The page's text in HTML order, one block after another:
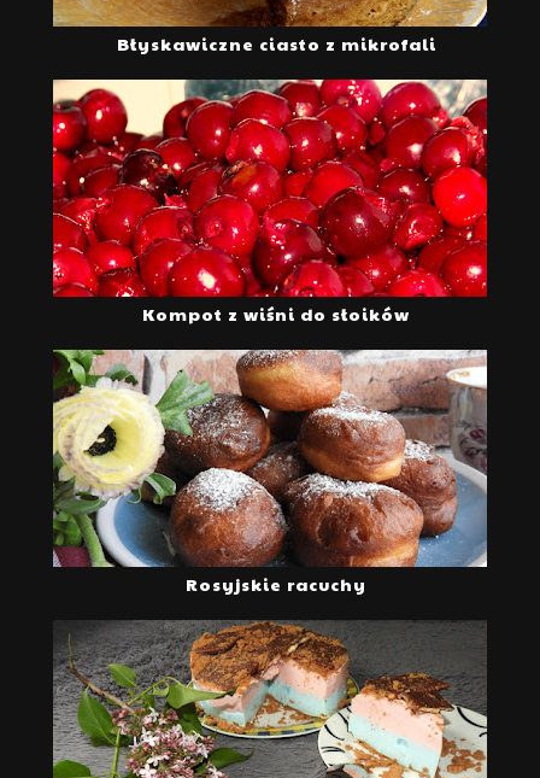
Błyskawiczne ciasto z mikrofali
Kompot z wiśni do słoików
Rosyjskie racuchy